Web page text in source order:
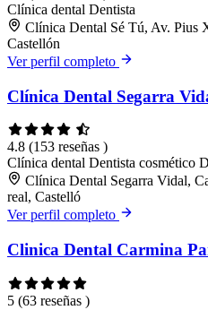
Clínica dental Dentista
Clínica Dental Sé Tú, Av. Pius
Castellón
Ver perfil completo
Clínica Dental Segarra
4.8 (153 reseñas )
Clínica dental Dentista cosmético
Clínica Dental Segarra Vidal,
real, Castelló
Ver perfil completo
Clinica Dental Carmina
5 (63 reseñas )